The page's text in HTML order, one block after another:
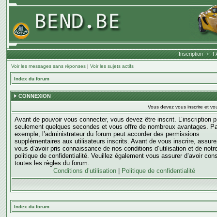
Inscription •
Voir les messages sans réponses | Voir les sujets actifs
Index du forum
CONNEXION
Vous devez vous inscrire et
Avant de pouvoir vous connecter, vous devez être inscrit. L’inscription
seulement quelques secondes et vous offre de nombreux avantages.
exemple, l’administrateur du forum peut accorder des permissions
supplémentaires aux utilisateurs inscrits. Avant de vous inscrire,
vous d’avoir pris connaissance de nos conditions d’utilisation et de
politique de confidentialité. Veuillez également vous assurer d’avoir
toutes les règles du forum.
Conditions d’utilisation
Politique de confidentialité
Index du forum